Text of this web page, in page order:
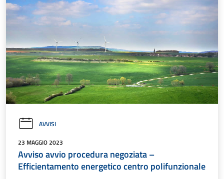
AVVISI
23 MAGGIO 2023
Avviso avvio procedura negoziata –
Efficientamento energetico centro polifunzionale